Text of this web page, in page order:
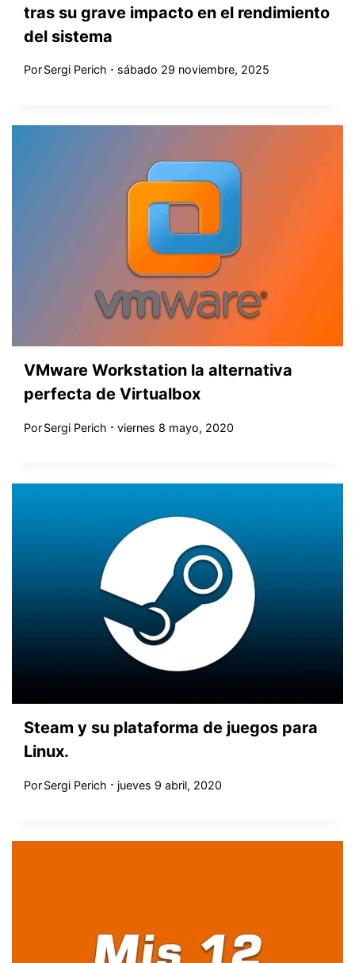
tras su grave impacto en el rendimiento
del sistema
PorSergi Perich sábado 29 noviembre, 2025
VMware Workstation la alternativa
perfecta de Virtualbox
PorSergi Perich viernes 8 mayo, 2020
Steam y su plataforma de juegos para
Linux.
PorSergi Perich jueves 9 abril, 2020